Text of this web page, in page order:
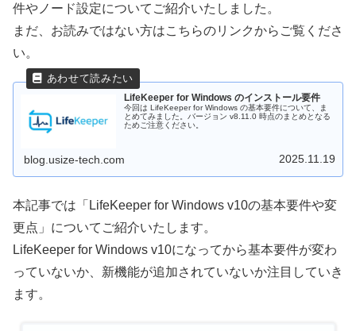
件やノード設定についてご紹介いたしました。
まだ、お読みではない方はこちらのリンクからご覧くださ
い。
LifeKeeper for Windows のインストール要件
今回は LifeKeeper for Windows の基本要件について、ま
とめてみました。バージョン v8.11.0 時点のまとめとなる
ためご注意ください。
blog.usize-tech.com 2025.11.19
本記事では「LifeKeeper for Windows v10の基本要件や変
更点」についてご紹介いたします。
LifeKeeper for Windows v10になってから基本要件が変わ
っていないか、新機能が追加されていないか注目していき
ます。